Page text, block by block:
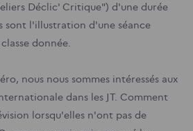
Déclic' Critique") d'une durée
sont l'illustration d'une séance
donnée.
nous nous sommes intéressés aux
dans les JT. Comment
lorsqu'elles n'ont pas de